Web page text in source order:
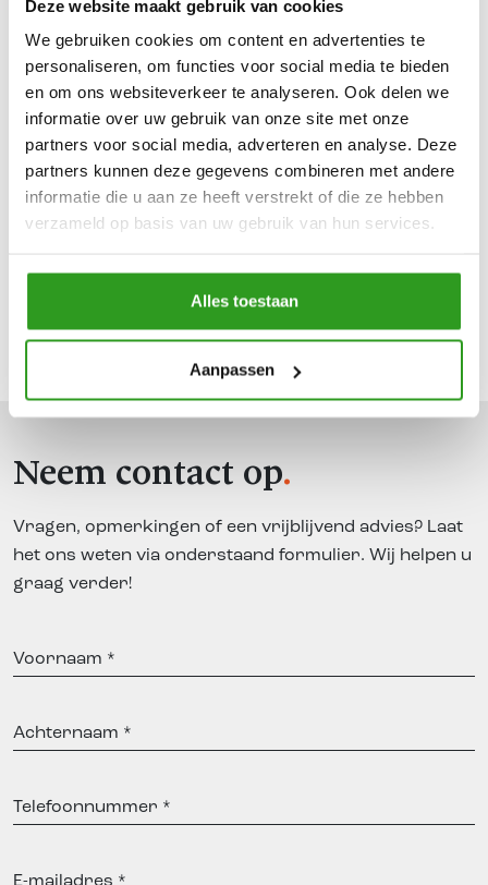
Deze website maakt gebruik van cookies
We gebruiken cookies om content en advertenties te
personaliseren, om functies voor social media te bieden
en om ons websiteverkeer te analyseren. Ook delen we
informatie over uw gebruik van onze site met onze
partners voor social media, adverteren en analyse. Deze
partners kunnen deze gegevens combineren met andere
informatie die u aan ze heeft verstrekt of die ze hebben
verzameld op basis van uw gebruik van hun services.
Alles toestaan
Aanpassen
Neem contact op
Vragen, opmerkingen of een vrijblijvend advies? Laat
het ons weten via onderstaand formulier. Wij helpen u
graag verder!
Voornaam
Achternaam
Telefoonnummer
E-